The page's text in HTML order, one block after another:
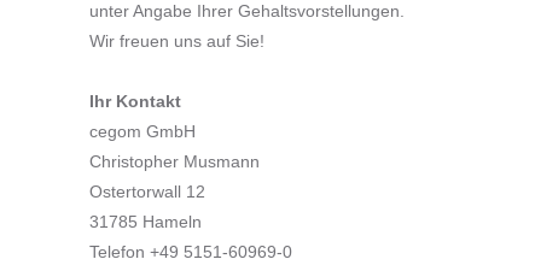
unter Angabe Ihrer Gehaltsvorstellungen.
Wir freuen uns auf Sie!
Ihr Kontakt
cegom GmbH
Christopher Musmann
Ostertorwall 12
31785 Hameln
Telefon +49 5151-60969-0